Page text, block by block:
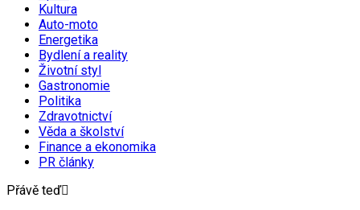
Kultura
Auto-moto
Energetika
Bydlení a reality
Životní styl
Gastronomie
Politika
Zdravotnictví
Věda a školství
Finance a ekonomika
PR články
Přávě teď